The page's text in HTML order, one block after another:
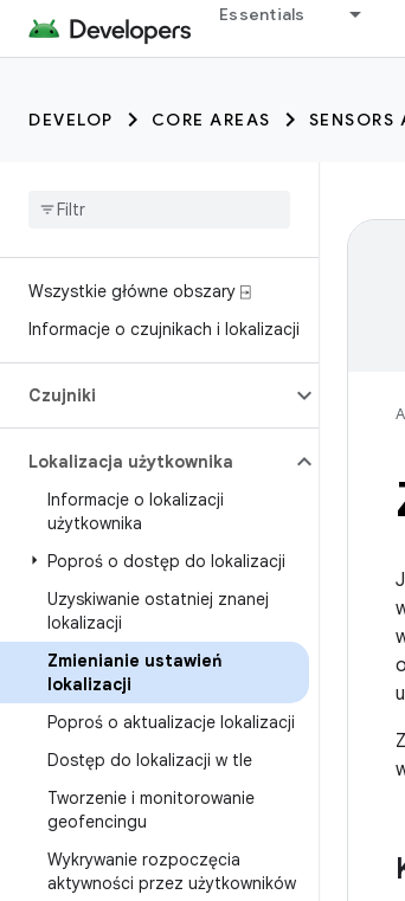
trait:citc Essentials
DEVELOP CORE AREAS SENSORS
Wszystkie główne obszary ⍈
Informacje o czujnikach i lokalizacji
Czujniki
Lokalizacja użytkownika
Informacje o lokalizacji
użytkownika
Poproś o dostęp do lokalizacji
Uzyskiwanie ostatniej znanej
lokalizacji
Zmienianie ustawień
lokalizacji
Poproś o aktualizacje lokalizacji
Dostęp do lokalizacji w tle
Tworzenie i monitorowanie
geofencingu
Wykrywanie rozpoczęcia
aktywności przez użytkowników